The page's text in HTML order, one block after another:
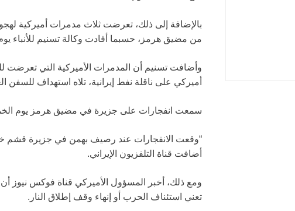
بالإضافة إلى ذلك، تعرضت ثلاث مدمرات أميركية
من مضيق هرمز، حسبما أفادت وكالة تسنيم للأنباء
وأضافت تسنيم أن المدمرات الأميركية التي تعرضت
أميركي على ناقلة نفط إيرانية، تلاه استهداف
سمعت انفجارات على جزيرة في مضيق هرمز يوم
“وقعت الانفجارات عند رصيف بهمن في جزيرة قشم خلال
أضافت قناة التلفزيون الإيراني.
ومع ذلك، أخبر المسؤول الأميركي قناة فوكس نيوز
تعني استئناف الحرب أو إنهاء وقف إطلاق النار.